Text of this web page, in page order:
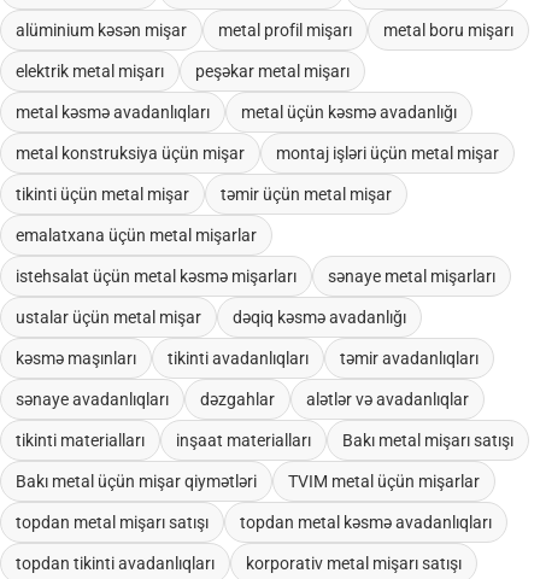
alüminium kəsən mişar metal profil mişarı metal boru mişarı
elektrik metal mişarı peşəkar metal mişarı
metal kəsmə avadanlıqları metal üçün kəsmə avadanlığı
metal konstruksiya üçün mişar montaj işləri üçün metal mişar
tikinti üçün metal mişar təmir üçün metal mişar
emalatxana üçün metal mişarlar
istehsalat üçün metal kəsmə mişarları sənaye metal mişarları
ustalar üçün metal mişar dəqiq kəsmə avadanlığı
kəsmə maşınları tikinti avadanlıqları təmir avadanlıqları
sənaye avadanlıqları dəzgahlar alətlər və avadanlıqlar
tikinti materialları inşaat materialları Bakı metal mişarı satışı
Bakı metal üçün mişar qiymətləri TVIM metal üçün mişarlar
topdan metal mişarı satışı topdan metal kəsmə avadanlıqları
topdan tikinti avadanlıqları korporativ metal mişarı satışı